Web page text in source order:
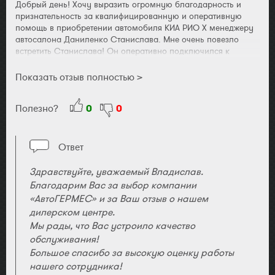
Добрый день! Хочу выразить огромную благодарность и
признательность за квалифицированную и оперативную
помощь в приобретении автомобиля КИА РИО Х менеджеру
автосалона Даниленко Станислава. Мне очень повезло
встретить Станислава! Он оперативно подключился к
течении двух недель (мне нужен был серый металлик)
дополнительное оборудование на авто, я доволеный уехал
на КИА РИО! Спасибо за честность и участие!! Буду всем
рекомендовать Ваш салон и услуги Станислава! С
уважением, Владислав!
Показать отзыв полностью >
Полезно? 0 0
Ответ
Здравствуйте, уважаемый Владислав.
Благодарим Вас за выбор компании
«АвтоГЕРМЕС» и за Ваш отзыв о нашем
дилерском центре.
Мы рады, что Вас устроило качество
обслуживания!
Большое спасибо за высокую оценку работы
нашего сотрудника!